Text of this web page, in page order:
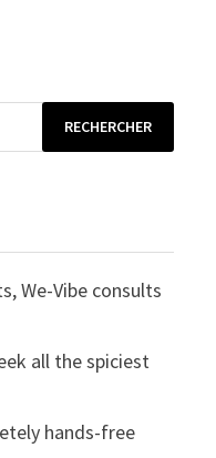
We-Vibe consults
all the spiciest
hands-free